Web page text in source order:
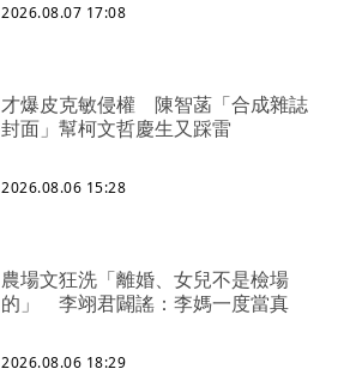
2026.08.07 17:08
才爆皮克敏侵權 陳智菡「合成雜誌
封面」幫柯文哲慶生又踩雷
2026.08.06 15:28
農場文狂洗「離婚、女兒不是檢場
的」 李翊君闢謠：李媽一度當真
2026.08.06 18:29